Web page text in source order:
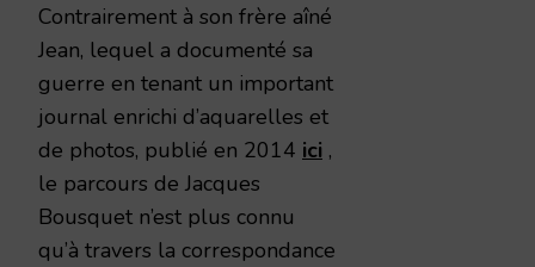
Contrairement à son frère aîné
Jean, lequel a documenté sa
guerre en tenant un important
journal enrichi d’aquarelles et
de photos, publié en 2014 ici ,
le parcours de Jacques
Bousquet n’est plus connu
qu’à travers la correspondance